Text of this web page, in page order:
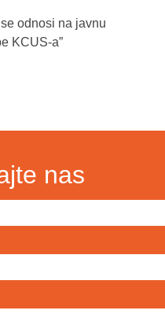
odnosi na javnu
KCUS-a”
nas